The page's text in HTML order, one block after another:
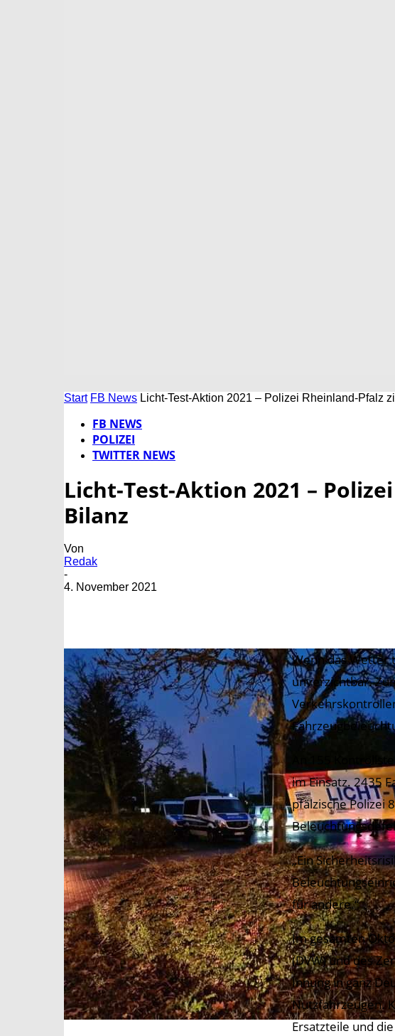
Start FB News Licht-Test-Aktion 2021 – Polizei Rheinland-Pfalz
FB NEWS
POLIZEI
TWITTER NEWS
Licht-Test-Aktion 2021 –
Bilanz
Von
Redak
-
4. November 2021
Wenn das Wetter
unverzichtbar.
An 155
im Einsatz. 2435
pfälzische Polizei
„Ein
für andere.“
Im gesamten
(DVW) und des
Innung in ganz
Nutzfahrzeugen.
Ersatzteile und